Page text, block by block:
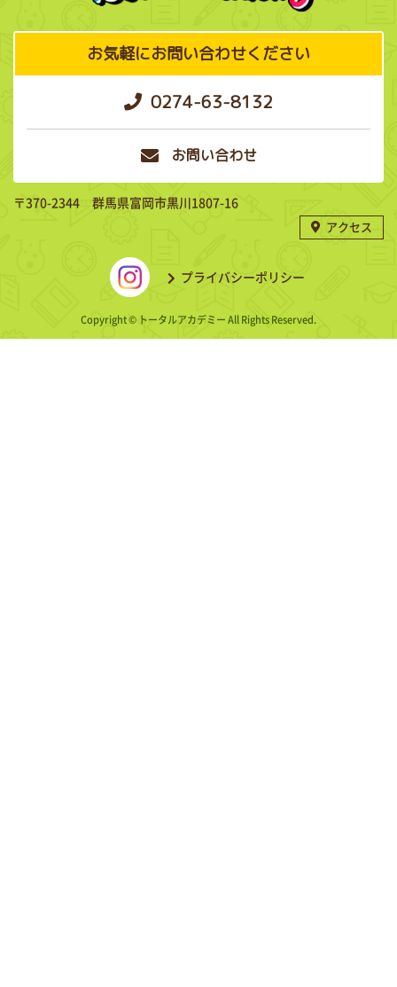
お気軽にお問い合わせください
0274-63-8132
お問い合わせ
〒370-2344 群馬県富岡市黒川1807-16
アクセス
プライバシーポリシー
Copyright © トータルアカデミー All Rights Reserved.